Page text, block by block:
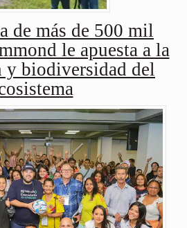
de más de 500 mil
le apuesta a la
y biodiversidad del